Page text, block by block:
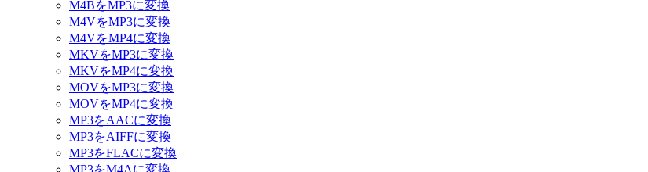
M4BをMP3に変換
M4VをMP3に変換
M4VをMP4に変換
MKVをMP3に変換
MKVをMP4に変換
MOVをMP3に変換
MOVをMP4に変換
MP3をAACに変換
MP3をAIFFに変換
MP3をFLACに変換
MP3をM4Aに変換